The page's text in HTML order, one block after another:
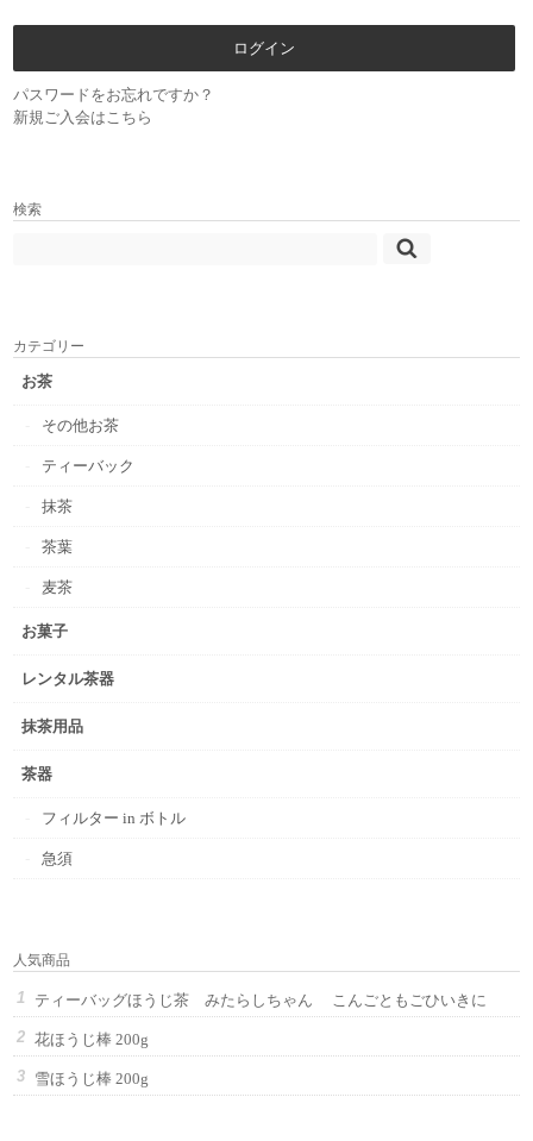
パスワードをお忘れですか？
新規ご入会はこちら
検索
カテゴリー
お茶
その他お茶
ティーバック
抹茶
茶葉
麦茶
お菓子
レンタル茶器
抹茶用品
茶器
フィルター in ボトル
急須
人気商品
ティーバッグほうじ茶 みたらしちゃん こんごともごひいきに
花ほうじ棒 200g
雪ほうじ棒 200g